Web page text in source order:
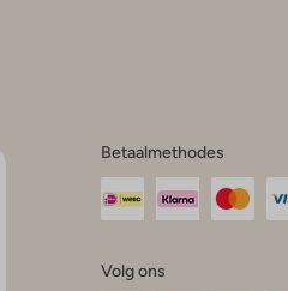
Betaalmethodes
Volg ons